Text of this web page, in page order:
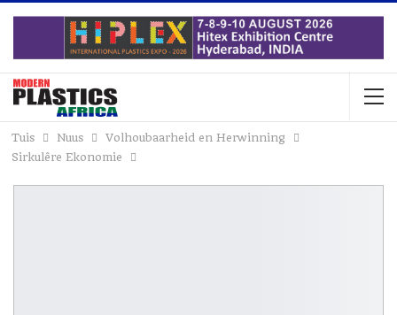
Tuis Nuus
Volhoubaarheid en Herwinning
Sirkulêre Ekonomie